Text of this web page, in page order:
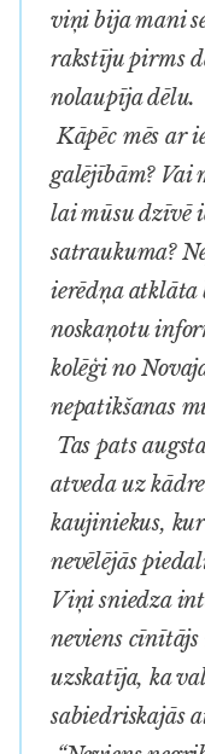
viņi bija mani
rakstīju pirms
nolaupīja dēlu.
Kāpēc mēs ar
galējībām? Vai
lai mūsu dzīvē
satraukuma?
ierēdņa atklāta
noskaņotu
kolēģi no
nepatikšanas
Tas pats
atveda uz
kaujiniekus,
nevēlējās
Viņi sniedza
neviens
uzskatīja, ka
sabiedriskajās